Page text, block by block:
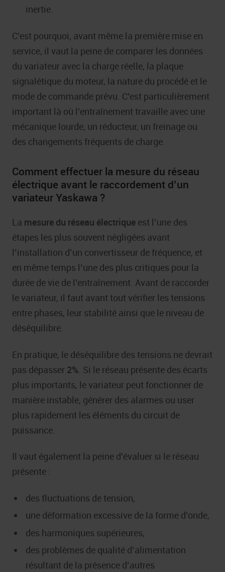
inertie.
C’est pourquoi, avant même la première mise en
service, il vaut la peine de comparer les données
du variateur avec la charge réelle, la plaque
signalétique du moteur, la nature du procédé et le
mode de commande prévu. C’est particulièrement
important là où l’entraînement travaille avec une
mécanique lourde, un réducteur, un freinage ou
des changements fréquents de charge.
Comment effectuer la mesure du réseau
électrique avant le raccordement d’un
variateur Yaskawa ?
La mesure du réseau électrique est l’une des
étapes les plus souvent négligées avant
l’installation d’un convertisseur de fréquence, et
en même temps l’une des plus critiques pour la
durée de vie de l’entraînement. Avant de raccorder
le variateur, il faut avant tout vérifier les tensions
entre phases, leur stabilité ainsi que le niveau de
déséquilibre.
En pratique, le déséquilibre des tensions ne devrait
pas dépasser 2% . Si le réseau présente des écarts
plus importants, le variateur peut fonctionner de
manière instable, générer des alarmes ou user
plus rapidement les éléments du circuit de
puissance.
Il vaut également la peine d’évaluer si le réseau
présente :
des fluctuations de tension,
une déformation excessive de la forme d’onde,
des harmoniques supérieures,
des problèmes de qualité d’alimentation
résultant de la présence d’autres